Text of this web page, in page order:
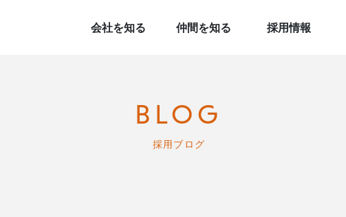
会社を知る 仲間を知る 採用情報
BLOG
採用ブログ